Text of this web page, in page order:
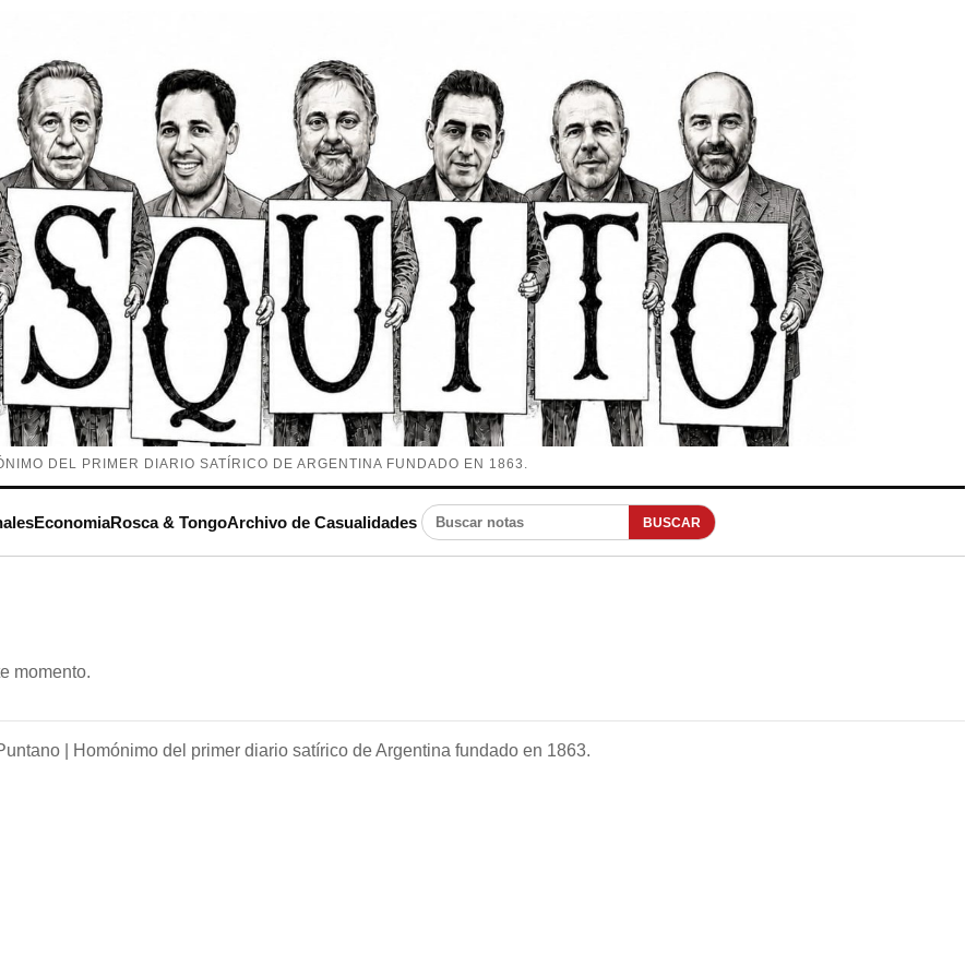
DEL PRIMER DIARIO SATÍRICO DE ARGENTINA FUNDADO EN 1863.
EconomiaRosca & TongoArchivo de Casualidades Buscar notas BUSCAR
momento.
| Homónimo del primer diario satírico de Argentina fundado en 1863.